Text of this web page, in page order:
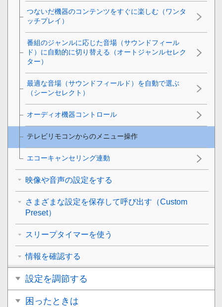
つないだ機器のコンテンツをすぐに楽しむ（ワンタ
ッチプレイ）
番組のジャンルに応じた音場（サウンドフィール
ド）に自動的に切り替える（オートジャンルセレク
ター）
最適な音場（サウンドフィールド）を自動で選ぶ
（シーンセレクト）
オーディオ機器コントロール
テレビリモコンからのメニュー操作
エコーキャンセリング連動
映像や音声の設定をする
さまざまな設定を保存して呼び出す（Custom
Preset）
スリープタイマーを使う
情報を確認する
設定を調節する
困ったときは